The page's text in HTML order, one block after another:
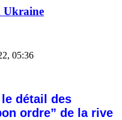
Ukraine
05:36
détail des
ordre” de la rive